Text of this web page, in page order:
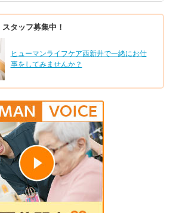
スタッフ募集中！
ヒューマンライフケア西新井で一緒にお仕
事をしてみませんか？